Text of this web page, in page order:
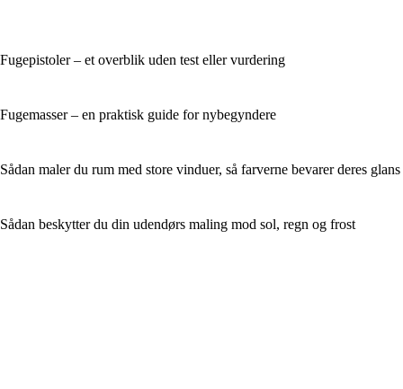
Fugepistoler – et overblik uden test eller vurdering
Fugemasser – en praktisk guide for nybegyndere
Sådan maler du rum med store vinduer, så farverne bevarer deres glans
Sådan beskytter du din udendørs maling mod sol, regn og frost